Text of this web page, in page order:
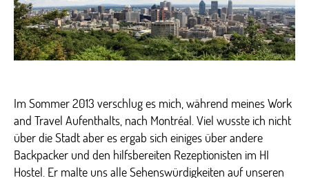
Im Sommer 2013 verschlug es mich, während meines Work
and Travel Aufenthalts, nach Montréal. Viel wusste ich nicht
über die Stadt aber es ergab sich einiges über andere
Backpacker und den hilfsbereiten Rezeptionisten im HI
Hostel. Er malte uns alle Sehenswürdigkeiten auf unseren